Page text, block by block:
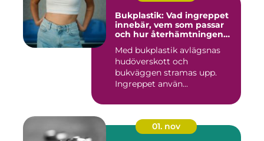
Bukplastik: Vad ingreppet
innebär, vem som passar
och hur återhämtningen
Med bukplastik avlägsnas
hudöverskott och
bukväggen stramas upp.
Ingreppet använ...
01. nov